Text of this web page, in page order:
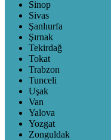
Sinop
Sivas
Şanlıurfa
Şırnak
Tekirdağ
Tokat
Trabzon
Tunceli
Uşak
Van
Yalova
Yozgat
Zonguldak